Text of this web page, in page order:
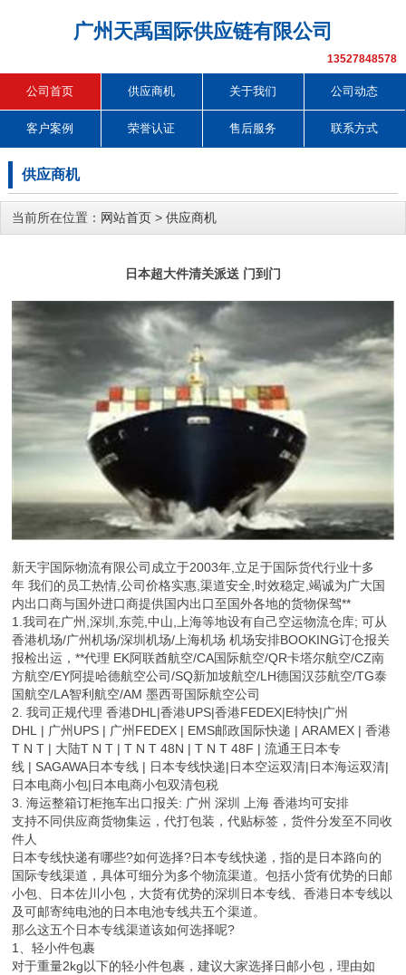
广州天禹国际供应链有限公司
13527848578
公司首页 供应商机 关于我们 公司动态
客户案例 荣誉认证 售后服务 联系方式
供应商机
当前所在位置： 网站首页 > 供应商机
日本超大件清关派送 门到门
新天宇国际物流有限公司成立于2003年,立足于国际货代行业十多
年 我们的员工热情,公司价格实惠,渠道安全,时效稳定,竭诚为广大国
内出口商与国外进口商提供国内出口至国外各地的货物保驾**
1.我司在广州,深圳,东莞,中山,上海等地设有自己空运物流仓库; 可从
香港机场/广州机场/深圳机场/上海机场 机场安排BOOKING订仓报关
报检出运，**代理 EK阿联酋航空/CA国际航空/QR卡塔尔航空/CZ南
方航空/EY阿提哈德航空公司/SQ新加坡航空/LH德国汉莎航空/TG泰
国航空/LA智利航空/AM 墨西哥国际航空公司
2. 我司正规代理 香港DHL|香港UPS|香港FEDEX|E特快|广州
DHL | 广州UPS | 广州FEDEX | EMS邮政国际快递 | ARAMEX | 香港
T N T | 大陆T N T | T N T 48N | T N T 48F | 流通王日本专
线 | SAGAWA日本专线 | 日本专线快递|日本空运双清|日本海运双清|
日本电商小包|日本电商小包双清包税
3. 海运整箱订柜拖车出口报关: 广州 深圳 上海 香港均可安排
支持不同供应商货物集运，代打包装，代贴标签，货件分发至不同收
件人
日本专线快递有哪些?如何选择?日本专线快递，指的是日本路向的
国际专线渠道，具体可细分为多个物流渠道。包括小货有优势的日邮
小包、日本佐川小包，大货有优势的深圳日本专线、香港日本专线以
及可邮寄纯电池的日本电池专线共五个渠道。
那么这五个日本专线渠道该如何选择呢?
1、轻小件包裹
对于重量2kg以下的轻小件包裹，建议大家选择日邮小包，理由如